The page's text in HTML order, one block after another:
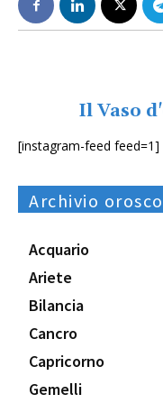
Il Vaso
[instagram-feed feed=1]
Archivio
Acquario
Ariete
Bilancia
Cancro
Capricorno
Gemelli